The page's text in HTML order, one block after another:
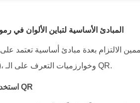
2. المبادئ الأساسية لتباين الألوان في
بعدة مبادئ أساسية تعتمد على
إمكانية الوصول (WCAG)، وخوارزميات التعرف على الـ QR.
استخدام ألوان داكنة لوحدات الـ QR